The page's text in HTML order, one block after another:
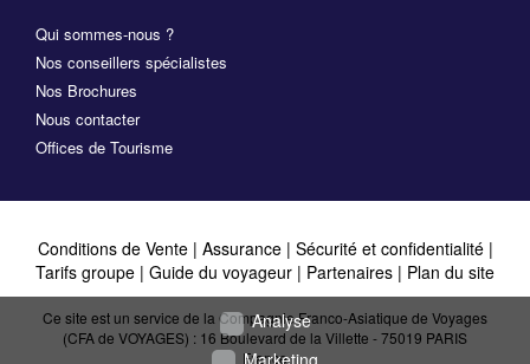
Qui sommes-nous ?
Nos conseillers spécialistes
Nos Brochures
Nous contacter
Offices de Tourisme
Conditions de Vente| Assurance | Sécurité et confidentialité|
Tarifs groupe | Guide du voyageur | Partenaires | Plan du site
Ce site est un service de la Compagnie Franco-Asiatique de Voyages
(CFA de VOYAGES) : 16 Boulevard de la Villette - 75019 PARIS
France
Analyse
Marketing